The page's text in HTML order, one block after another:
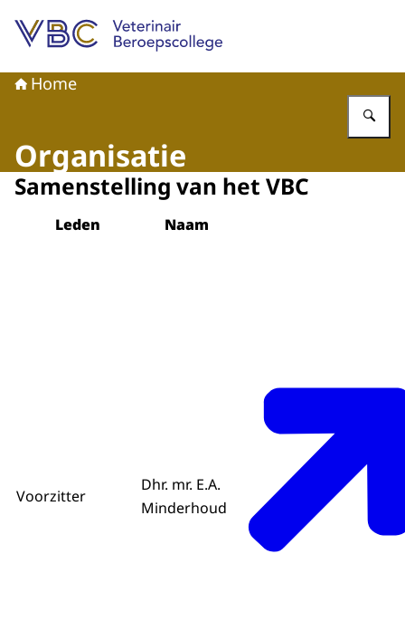
Home
Organisatie
Samenstelling van het VBC
Leden Naam
Voorzitter
Dhr. mr. E.A.
Minderhoud